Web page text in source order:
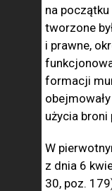
na początku
tworzone
i prawne,
formacji
użycia broni
W
z dnia 6
30, poz.